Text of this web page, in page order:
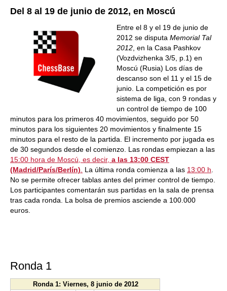
Del 8 al 19 de junio de 2012, en Moscú
Entre el 8 y el 19 de junio de
2012 se disputa Memorial Tal
2012 , en la Casa Pashkov
(Vozdvizhenka 3/5, p.1) en
Moscú (Rusia) Los días de
descanso son el 11 y el 15 de
junio. La competición es por
sistema de liga, con 9 rondas y
un control de tiempo de 100
minutos para los primeros 40 movimientos, seguido por 50
minutos para los siguientes 20 movimientos y finalmente 15
minutos para el resto de la partida. El incremento por jugada es
de 30 segundos desde el comienzo. Las rondas empiezan a las
15:00 hora de Moscú, es decir, a las 13:00 CEST
(Madrid/París/Berlín)
La última ronda comienza a las 13:00 h
No se permite ofrecer tablas antes del primer control de tiempo.
Los participantes comentarán sus partidas en la sala de prensa
tras cada ronda. La bolsa de premios asciende a 100.000
euros.
Ronda 1
Ronda 1: Viernes, 8 junio de 2012